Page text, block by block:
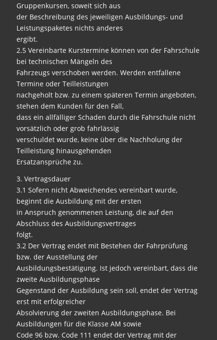
Gruppenkursen, soweit sich aus
der Beschreibung des jeweiligen Ausbildungs- und
Leistungspaketes nichts anderes
ergibt.
2.5 Vereinbarte Kurstermine können von der Fahrschule
bei technischen Mängeln des
Fahrzeugs verschoben werden. Werden entfallene
Termine oder Teilleistungen
nachgeholt bzw. zu einem späteren Termin angeboten,
stehen dem Kunden für den Fall,
dass ein allfälliger Schaden durch die Fahrschule nicht
vorsätzlich oder grob fahrlässig
verschuldet wurde, keine über die Nachholung der
Teilleistung hinausgehenden
Ersatzansprüche zu.
3. Vertragsdauer
3.1 Sofern nicht Abweichendes vereinbart wurde,
beginnt die Ausbildung mit der ersten
in Anspruch genommenen Leistung, die auf den
Abschluss des Ausbildungsvertrages
folgt.
3.2 Der Vertrag endet mit Bestehen der Fahrprüfung
bzw. der Ausstellung der
Ausbildungsbestätigung. Ist jedoch vereinbart, dass die
zweite Ausbildungsphase
Gegenstand der Ausbildung sein soll, endet der Vertrag
erst mit erfolgreicher
Absolvierung der zweiten Ausbildungsphase. Bei
Ausbildungen für die Klasse AM sowie
Code 96 bzw. Code 111 endet der Vertrag mit der